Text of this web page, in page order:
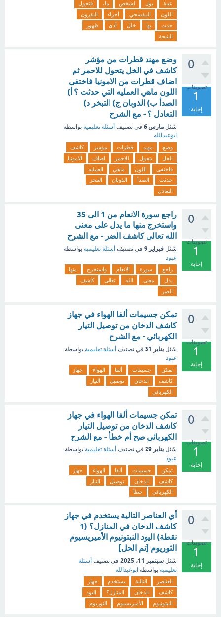
عينة
بول لشخص ما،
فتحول
اللون
البنفسجي أجزاء
النفرون
حدث
بها خلل أدى
ظهور
النتيجة
0
تصويتات
1
إجابة
وضع مهند قطرات من مؤشر
كاشف في الخل يتحول للاحمر ثم
اضاف قطرات من الامونيا فاختفى
اللون ماهي العمليه التي حدثت ؟ أ)
الصدأ ب) الذوبان ج) التبخر د)
التعادل ؟ - مع الشرح
سُئل مارس 6 في تصنيف أسئلة تعليمية بواسطة
ابوعبدالله
وضع مهند قطرات مؤشر
كاشف
الخل
يتحول للاحمر اضاف
الامونيا
فاختفى
اللون ماهي
العمليه
حدثت
الصدأ الذوبان
التبخر
التعادل
0
تصويتات
1
إجابة
راجع سورة الانعام من 1 الى 35
واستخرج منها ما يدل على معنى
الله تعالى كاشف الضر - مع الشرح
سُئل فبراير 9 في تصنيف أسئلة تعليمية بواسطة
عبود
راجع سورة الانعام واستخرج
منها
يدل
معنى الله تعالى
كاشف
الضر
0
تصويتات
1
إجابة
تمكن جسيمات ألفا الهواء في جهاز
كاشف الدخان من توصيل التيار
الكهربائي - مع الشرح
سُئل يناير 31 في تصنيف أسئلة تعليمية بواسطة
عبود
تمكن جسيمات ألفا الهواء
جهاز
كاشف
الدخان توصيل
التيار
الكهربائي
0
تصويتات
1
إجابة
تمكن جسيمات ألفا الهواء في جهاز
كاشف الدخان من توصيل التيار
الكهربائي صح أم خطأ - مع الشرح
سُئل يناير 29 في تصنيف أسئلة تعليمية بواسطة
عبود
تمكن جسيمات ألفا الهواء
جهاز
كاشف
الدخان توصيل
التيار
الكهربائي
خطأ
0
تصويتات
1
إجابة
أي العناصر التالية يستخدم في جهاز
كاشف الدخان في المنازل؟ (1
نقطة) اليود النبتونيوم الأميريسيوم
الثوريوم [تم الحل]
سُئل سبتمبر 11، 2025 في تصنيف أسئلة
تعليمية بواسطة ابوعبدالله
العناصر التالية يستخدم
جهاز
كاشف
الدخان المنازل؟
اليود
النبتونيوم
الأميريسيوم الثوريوم